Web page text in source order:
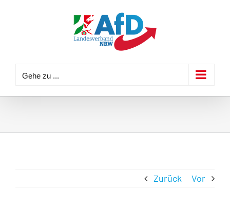
Gehe zu ...
Zurück Vor